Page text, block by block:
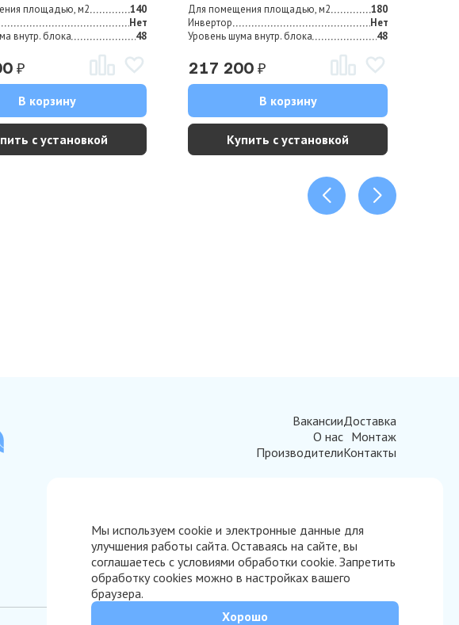
площадью, м2
140
Нет
внутр. блока
48
₽
В корзину
с установкой
Для помещения площадью, м2
180
Инвертор
Нет
Уровень шума внутр. блока
48
217 200₽
В корзину
Купить с установкой
Вакансии
О нас
Производители
Доставка
Монтаж
Контакты
Мы используем cookie и электронные данные для
улучшения работы сайта. Оставаясь на сайте, вы
соглашаетесь с условиями обработки cookie. Запретить
обработку cookies можно в настройках вашего
браузера.
Хорошо